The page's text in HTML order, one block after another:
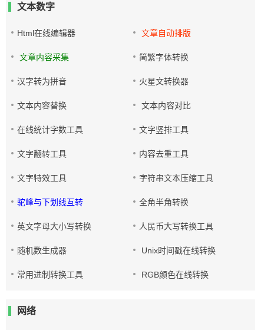
文本数字
Html在线编辑器 文章自动排版
文章内容采集 简繁字体转换
汉字转为拼音 火星文转换器
文本内容替换 文本内容对比
在线统计字数工具 文字竖排工具
文字翻转工具 内容去重工具
文字特效工具 字符串文本压缩工具
驼峰与下划线互转 全角半角转换
英文字母大小写转换 人民币大写转换工具
随机数生成器 Unix时间戳在线转换
常用进制转换工具 RGB颜色在线转换
网络